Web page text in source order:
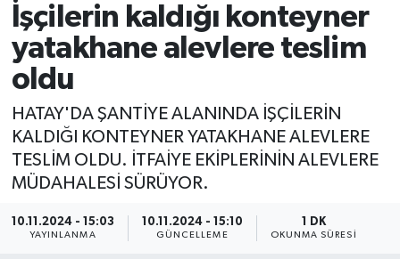
İşçilerin kaldığı konteyner
yatakhane alevlere teslim
oldu
HATAY'DA ŞANTİYE ALANINDA İŞÇİLERİN
KALDIĞI KONTEYNER YATAKHANE ALEVLERE
TESLİM OLDU. İTFAİYE EKİPLERİNİN ALEVLERE
MÜDAHALESİ SÜRÜYOR.
10.11.2024 - 15:03
YAYINLANMA
10.11.2024 - 15:10
GÜNCELLEME
1 DK
OKUNMA SÜRESI